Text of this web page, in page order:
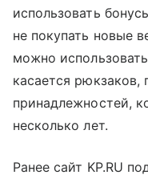
использовать
не покупать новые
можно
касается рюкзаков,
принадлежностей,
несколько лет.
Ранее сайт KP.RU